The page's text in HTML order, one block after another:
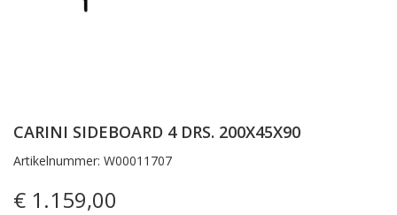
CARINI SIDEBOARD 4 DRS. 200X45X90
Artikelnummer: W00011707
€ 1.159,00